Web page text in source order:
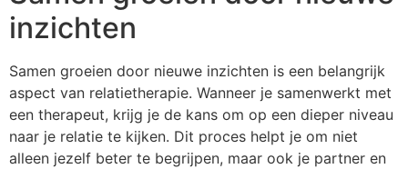
inzichten
Samen groeien door nieuwe inzichten is een belangrijk
aspect van relatietherapie. Wanneer je samenwerkt met
een therapeut, krijg je de kans om op een dieper niveau
naar je relatie te kijken. Dit proces helpt je om niet
alleen jezelf beter te begrijpen, maar ook je partner en